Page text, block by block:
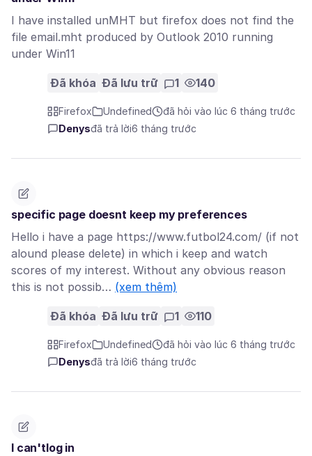
I have installed unMHT but firefox does not find the
file email.mht produced by Outlook 2010 running
under Win11
Đã khóa Đã lưu trữ 1 140
Firefox Undefined
đã hỏi vào lúc 6 tháng trước
Denysđã trả lời6 tháng trước
specific page doesnt keep my preferences
Hello i have a page https://www.futbol24.com/ (if not
alound please delete) in which i keep and watch
scores of my interest. Without any obvious reason
this is not possib… (xem thêm)
Đã khóa Đã lưu trữ 1 110
Firefox Undefined
đã hỏi vào lúc 6 tháng trước
Denysđã trả lời6 tháng trước
I can'tlog in